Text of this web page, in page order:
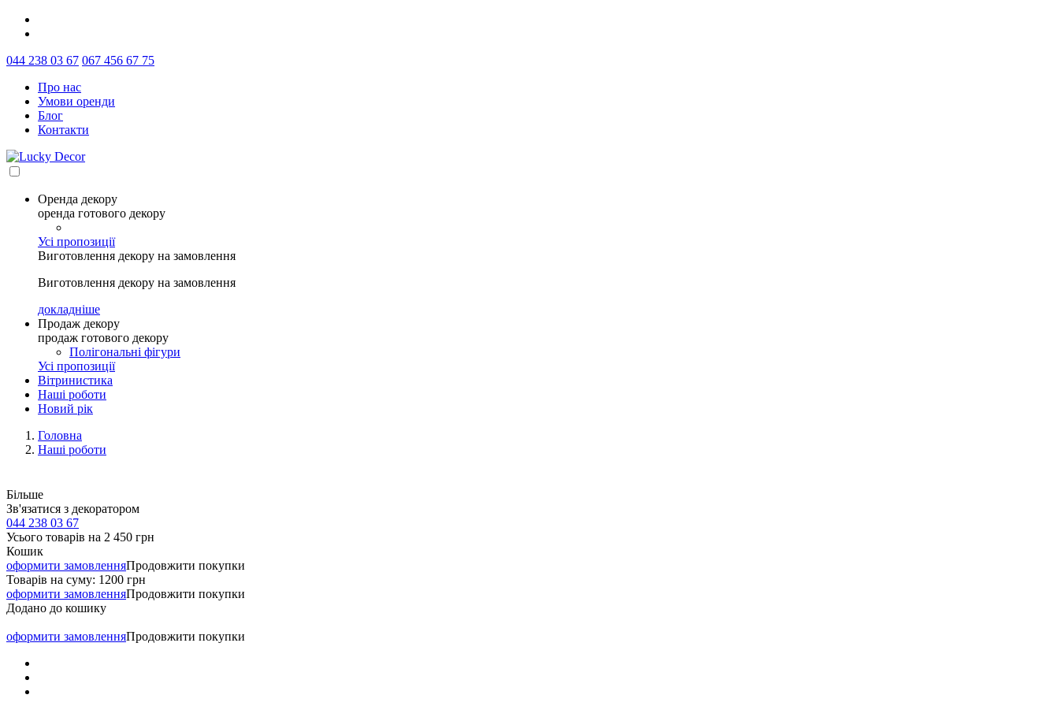
044 238 03 67 067 456 67 75
Про нас
Умови оренди
Блог
Контакти
Оренда декору
оренда готового декору
Усі пропозиції
Виготовлення декору на замовлення
Виготовлення декору на замовлення
докладніше
Продаж декору
продаж готового декору
Полігональні фігури
Усі пропозиції
Вітринистика
Наші роботи
Новий рік
Головна
Наші роботи
Більше
Зв'язатися з декоратором
044 238 03 67
Усього товарів на 2 450 грн
Кошик
оформити замовленняПродовжити покупки
Товарів на суму: 1200 грн
оформити замовленняПродовжити покупки
Додано до кошику
оформити замовленняПродовжити покупки